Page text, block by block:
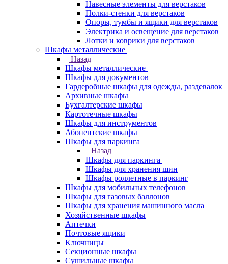
Навесные элементы для верстаков
Полки-стенки для верстаков
Опоры, тумбы и ящики для верстаков
Электрика и освещение для верстаков
Лотки и коврики для верстаков
Шкафы металлические
Назад
Шкафы металлические
Шкафы для документов
Гардеробные шкафы для одежды, раздевалок
Архивные шкафы
Бухгалтерские шкафы
Картотечные шкафы
Шкафы для инструментов
Абонентские шкафы
Шкафы для паркинга
Назад
Шкафы для паркинга
Шкафы для хранения шин
Шкафы роллетные в паркинг
Шкафы для мобильных телефонов
Шкафы для газовых баллонов
Шкафы для хранения машинного масла
Хозяйственные шкафы
Аптечки
Почтовые ящики
Ключницы
Секционные шкафы
Сушильные шкафы